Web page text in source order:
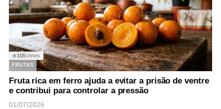
◉105Views
FRUTAS
Fruta rica em ferro ajuda a evitar a prisão de ventre
e contribui para controlar a pressão
01/07/2026